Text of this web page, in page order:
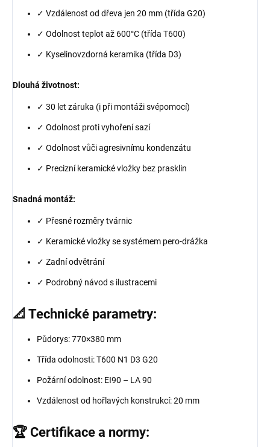
✓ Vzdálenost od dřeva jen 20 mm (třída G20)
✓ Odolnost teplot až 600°C (třída T600)
✓ Kyselinovzdorná keramika (třída D3)
Dlouhá životnost:
✓ 30 let záruka (i při montáži svépomocí)
✓ Odolnost proti vyhoření sazí
✓ Odolnost vůči agresivnímu kondenzátu
✓ Precizní keramické vložky bez prasklin
Snadná montáž:
✓ Přesné rozměry tvárnic
✓ Keramické vložky se systémem pero-drážka
✓ Zadní odvětrání
✓ Podrobný návod s ilustracemi
📐 Technické parametry:
Půdorys: 770×380 mm
Třída odolnosti: T600 N1 D3 G20
Požární odolnost: EI90 – LA 90
Vzdálenost od hořlavých konstrukcí: 20 mm
🏆 Certifikace a normy: